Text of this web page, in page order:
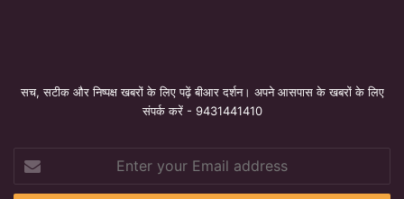
सच, सटीक और निष्पक्ष खबरों के लिए पढ़ें बीआर दर्शन। अपने आसपास के खबरों के लिए
संपर्क करें - 9431441410
your
Email